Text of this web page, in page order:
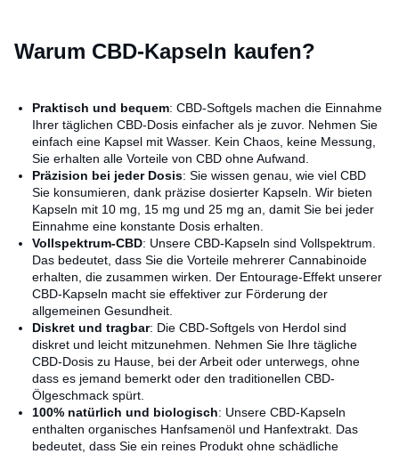
Warum CBD-Kapseln kaufen?
Praktisch und bequem: CBD-Softgels machen die Einnahme
Ihrer täglichen CBD-Dosis einfacher als je zuvor. Nehmen Sie
einfach eine Kapsel mit Wasser. Kein Chaos, keine Messung,
Sie erhalten alle Vorteile von CBD ohne Aufwand.
Präzision bei jeder Dosis: Sie wissen genau, wie viel CBD
Sie konsumieren, dank präzise dosierter Kapseln. Wir bieten
Kapseln mit 10 mg, 15 mg und 25 mg an, damit Sie bei jeder
Einnahme eine konstante Dosis erhalten.
Vollspektrum-CBD: Unsere CBD-Kapseln sind Vollspektrum.
Das bedeutet, dass Sie die Vorteile mehrerer Cannabinoide
erhalten, die zusammen wirken. Der Entourage-Effekt unserer
CBD-Kapseln macht sie effektiver zur Förderung der
allgemeinen Gesundheit.
Diskret und tragbar: Die CBD-Softgels von Herdol sind
diskret und leicht mitzunehmen. Nehmen Sie Ihre tägliche
CBD-Dosis zu Hause, bei der Arbeit oder unterwegs, ohne
dass es jemand bemerkt oder den traditionellen CBD-
Ölgeschmack spürt.
100% natürlich und biologisch: Unsere CBD-Kapseln
enthalten organisches Hanfsamenöl und Hanfextrakt. Das
bedeutet, dass Sie ein reines Produkt ohne schädliche